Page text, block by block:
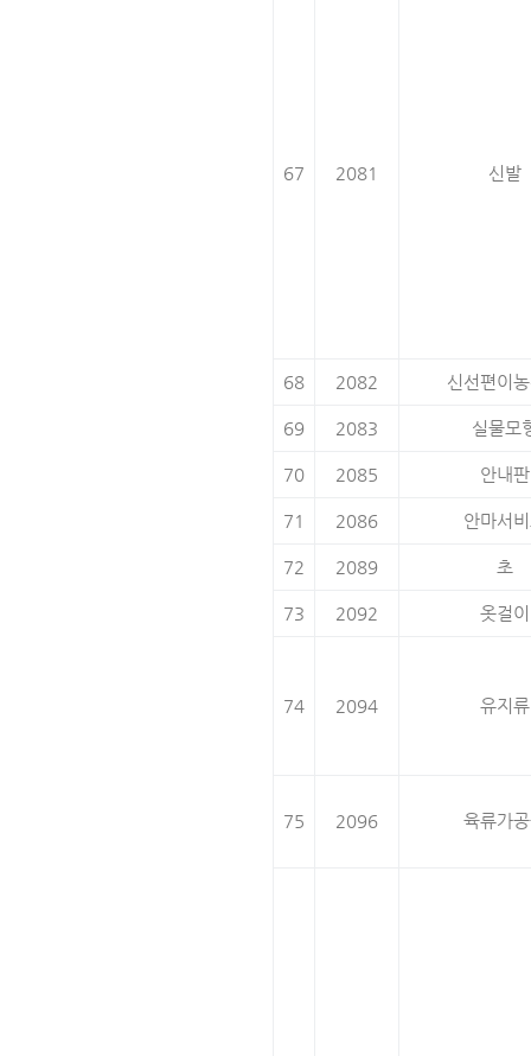
67 2081 신발
68 2082 신선편이
69 2083 실물모
70 2085 안내판
71 2086 안마서
72 2089 초
73 2092 옷걸이
74 2094 유지류
75 2096 육류가